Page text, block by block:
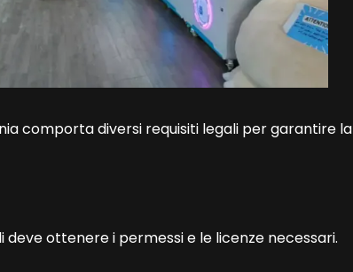
comporta diversi requisiti legali per garantire la
ottenere i permessi e le licenze necessari.